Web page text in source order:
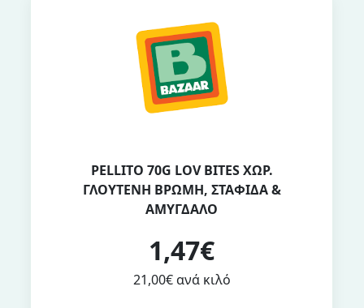
PELLITO 70G LOV BITES ΧΩΡ.
ΓΛΟΥΤΕΝΗ ΒΡΩΜΗ, ΣΤΑΦΙΔΑ &
ΑΜΥΓΔΑΛΟ
1,47€
21,00€ ανά κιλό